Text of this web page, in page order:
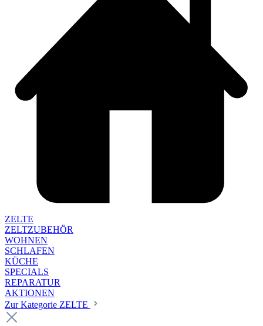
ZELTE
ZELTZUBEHÖR
WOHNEN
SCHLAFEN
KÜCHE
SPECIALS
REPARATUR
AKTIONEN
Zur Kategorie ZELTE